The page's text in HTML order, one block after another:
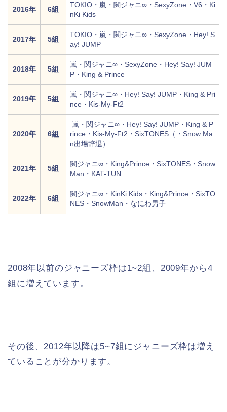
2016年 6組
TOKIO・嵐・関ジャニ∞・SexyZone・V6・Ki
nKi Kids
2017年 5組
TOKIO・嵐・関ジャニ∞・SexyZone・Hey! S
ay! JUMP
2018年 5組
嵐・関ジャニ∞・SexyZone・Hey! Say! JUM
P・King & Prince
2019年 5組
嵐・関ジャニ∞・Hey! Say! JUMP・King & Pri
nce・Kis-My-Ft2
2020年 6組
嵐・関ジャニ∞・Hey! Say! JUMP・King & P
rince・Kis-My-Ft2・SixTONES（・Snow Ma
n出場辞退）
2021年 5組
関ジャニ∞・King&Prince・SixTONES・Snow
Man・KAT-TUN
2022年 6組
関ジャニ∞・KinKi Kids・King&Prince・SixTO
NES・SnowMan・なにわ男子
2008年以前のジャニーズ枠は1~2組、2009年から4
組に増えています。
その後、2012年以降は5~7組にジャニーズ枠は増え
ていることが分かります。